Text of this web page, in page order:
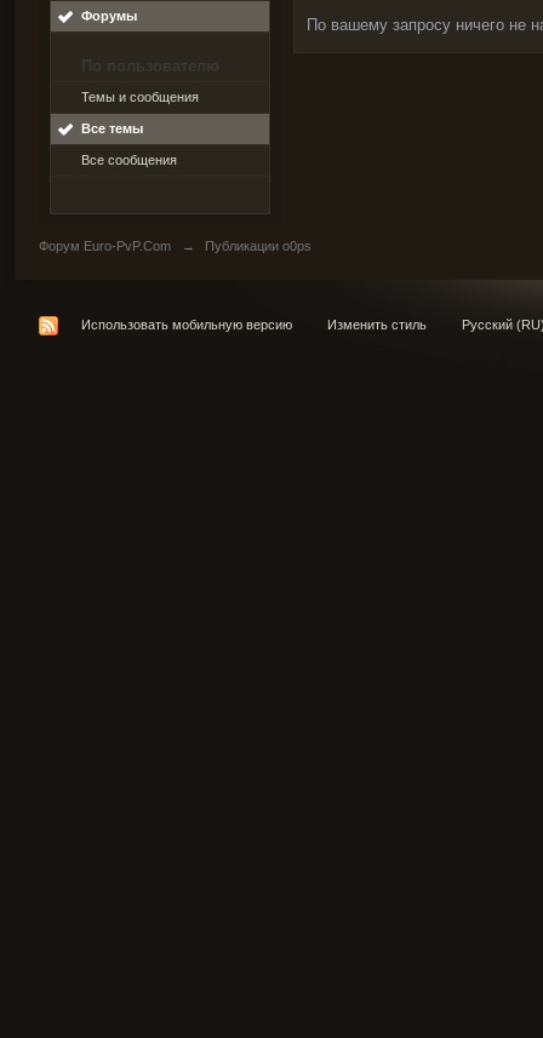
Форумы
По пользователю
Темы и сообщения
Все темы
Все сообщения
По вашему запросу ничего не
Форум Euro-PvP.Com → Публикации o0ps
Использовать мобильную версию Изменить стиль Русский